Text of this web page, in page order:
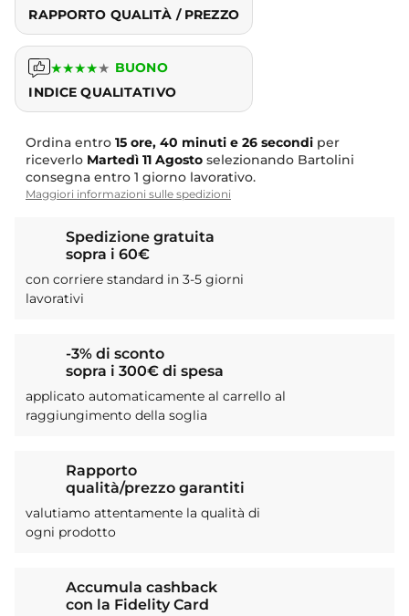
RAPPORTO QUALITÀ / PREZZO
★★★★★ BUONO
INDICE QUALITATIVO
Ordina entro 15 ore, 40 minuti e 25 secondiper
riceverlo Martedì 11 Agosto selezionando Bartolini
consegna entro 1 giorno lavorativo.
Maggiori informazioni sulle spedizioni
Spedizione gratuita
sopra i 60€
con corriere standard in 3-5 giorni
lavorativi
-3% di sconto
sopra i 300€ di spesa
applicato automaticamente al carrello al
raggiungimento della soglia
Rapporto
qualità/prezzo garantiti
valutiamo attentamente la qualità di
ogni prodotto
Accumula cashback
con la Fidelity Card